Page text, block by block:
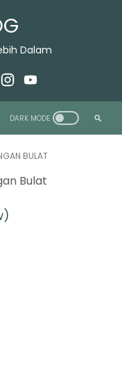
Dalam
BULAT
Bulat